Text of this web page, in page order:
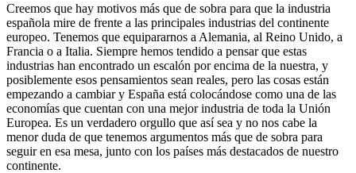
Creemos que hay motivos más que de sobra para que la industria
española mire de frente a las principales industrias del continente
europeo. Tenemos que equipararnos a Alemania, al Reino Unido, a
Francia o a Italia. Siempre hemos tendido a pensar que estas
industrias han encontrado un escalón por encima de la nuestra, y
posiblemente esos pensamientos sean reales, pero las cosas están
empezando a cambiar y España está colocándose como una de las
economías que cuentan con una mejor industria de toda la Unión
Europea. Es un verdadero orgullo que así sea y no nos cabe la
menor duda de que tenemos argumentos más que de sobra para
seguir en esa mesa, junto con los países más destacados de nuestro
continente.